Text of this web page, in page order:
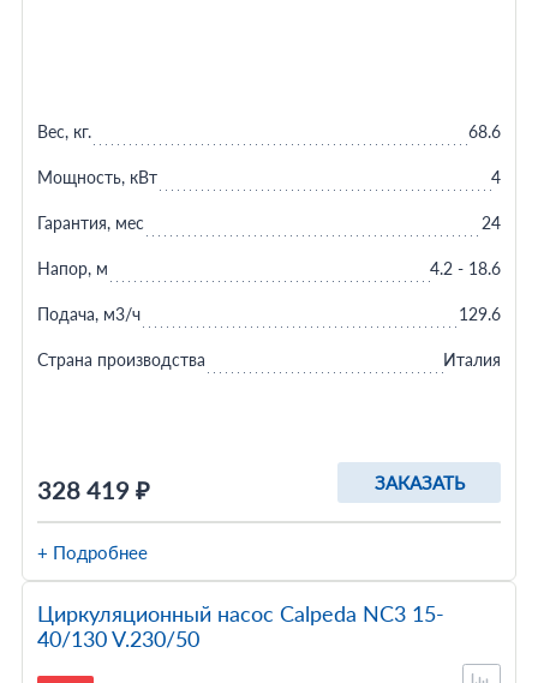
328 419 ₽ ЗАКАЗАТЬ
Вес, кг. 68.6
Мощность, кВт 4
Гарантия, мес 24
Напор, м 4.2 - 18.6
Подача, м3/ч 129.6
Страна производства Италия
+ Подробнее
Циркуляционный насос Calpeda NC3 15-
40/130 V.230/50